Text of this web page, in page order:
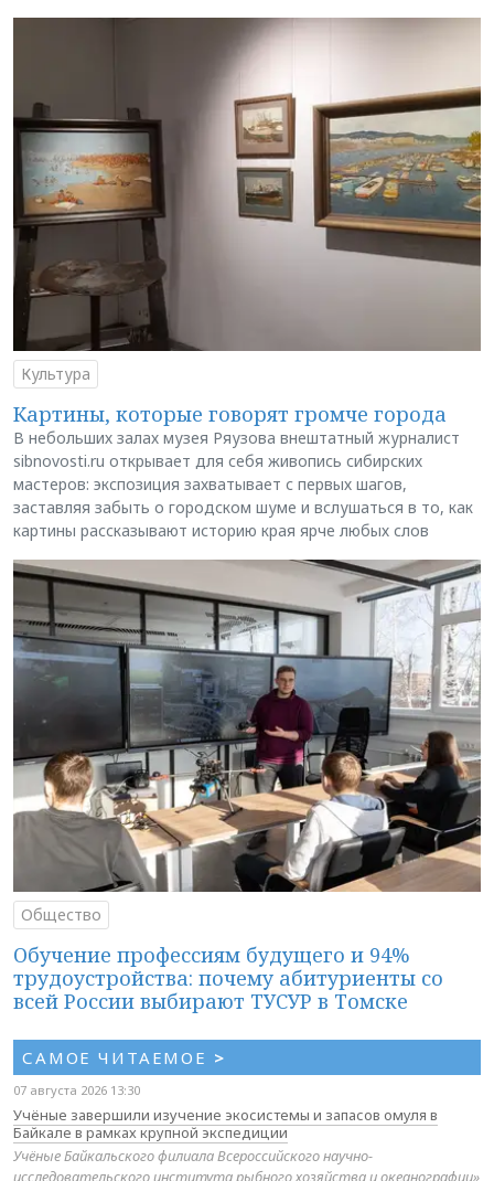
Культура
Картины, которые говорят громче города
В небольших залах музея Ряузова внештатный журналист
sibnovosti.ru открывает для себя живопись сибирских
мастеров: экспозиция захватывает с первых шагов,
заставляя забыть о городском шуме и вслушаться в то, как
картины рассказывают историю края ярче любых слов
Общество
Обучение профессиям будущего и 94%
трудоустройства: почему абитуриенты со
всей России выбирают ТУСУР в Томске
САМОЕ ЧИТАЕМОЕ >
07 августа 2026 13:30
Учёные завершили изучение экосистемы и запасов омуля в
Байкале в рамках крупной экспедиции
Учёные Байкальского филиала Всероссийского научно-
исследовательского института рыбного хозяйства и океанографии»